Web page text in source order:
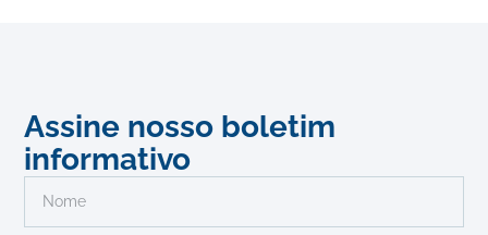
Assine nosso boletim
informativo